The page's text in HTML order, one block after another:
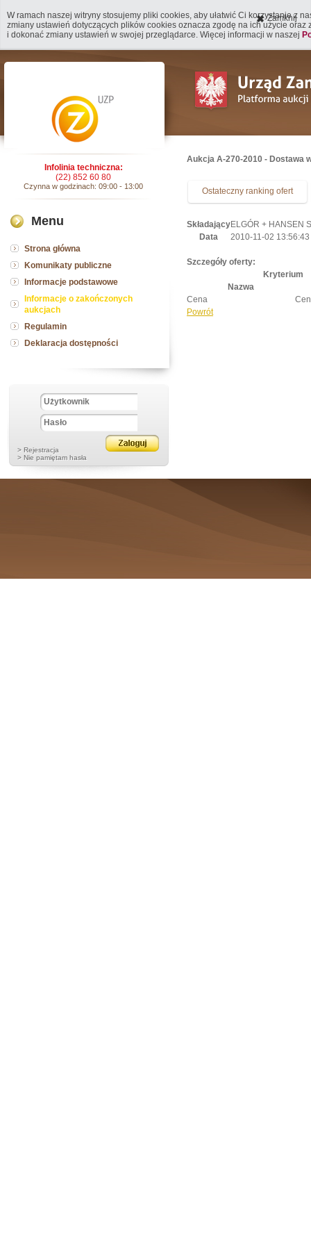
W ramach naszej witryny stosujemy pliki cookies, aby ułatwić Ci korzystanie z
zmiany ustawień dotyczących plików cookies oznacza zgodę na ich użycie
i dokonać zmiany ustawień w swojej przeglądarce. Więcej informacji w naszej
Zamknij
Aukcja A-270-2010 - Dostawa
Ostateczny ranking ofert
SkładającyELGÓR + HANSEN
Data
2010-11-02 13:56:43
Szczegóły oferty:
Kryterium
Nazwa
Cena
Powrót
Infolinia techniczna:
(22) 852 60 80
Czynna w godzinach: 09:00 - 13:00
Menu
Strona główna
Komunikaty publiczne
Informacje podstawowe
Informacje o zakończonych
aukcjach
Regulamin
Deklaracja dostępności
> Rejestracja
> Nie pamiętam hasła